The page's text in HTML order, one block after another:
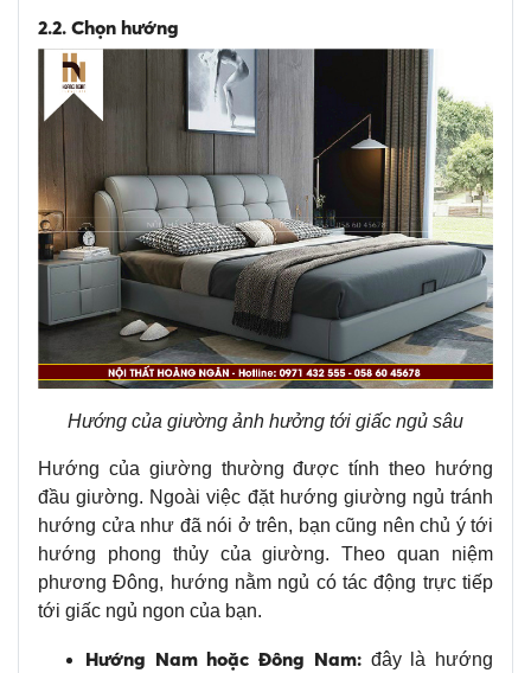
2.2. Chọn hướng
Hướng của giường ảnh hưởng tới giấc ngủ sâu
Hướng của giường thường được tính theo hướng
đầu giường. Ngoài việc đặt hướng giường ngủ tránh
hướng cửa như đã nói ở trên, bạn cũng nên chủ ý tới
hướng phong thủy của giường. Theo quan niệm
phương Đông, hướng nằm ngủ có tác động trực tiếp
tới giấc ngủ ngon của bạn.
Hướng Nam hoặc Đông Nam:đây là hướng